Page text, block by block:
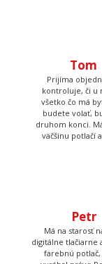
Tom
Prijíma
kontroluje, či u
všetko čo má
budete volať,
druhom konci.
väčšinu potlačí
Petr
Má na starosť
digitálne tlačiarne
farebnú potlač,